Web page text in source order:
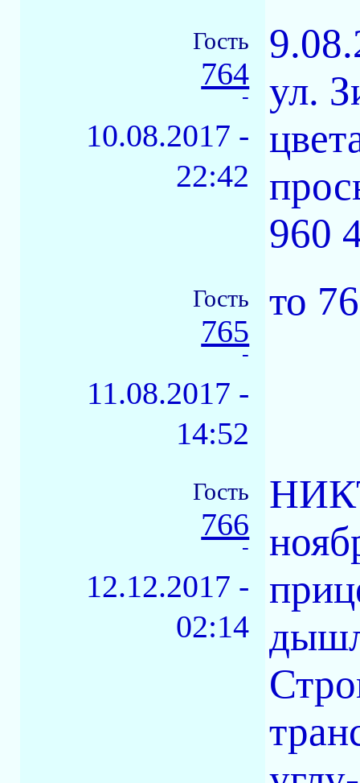
Гость
764
-
10.08.2017 -
22:42
ул.
960
Гость
765
-
11.08.2017 -
14:52
то
Гость
766
-
12.12.2017 -
02:14